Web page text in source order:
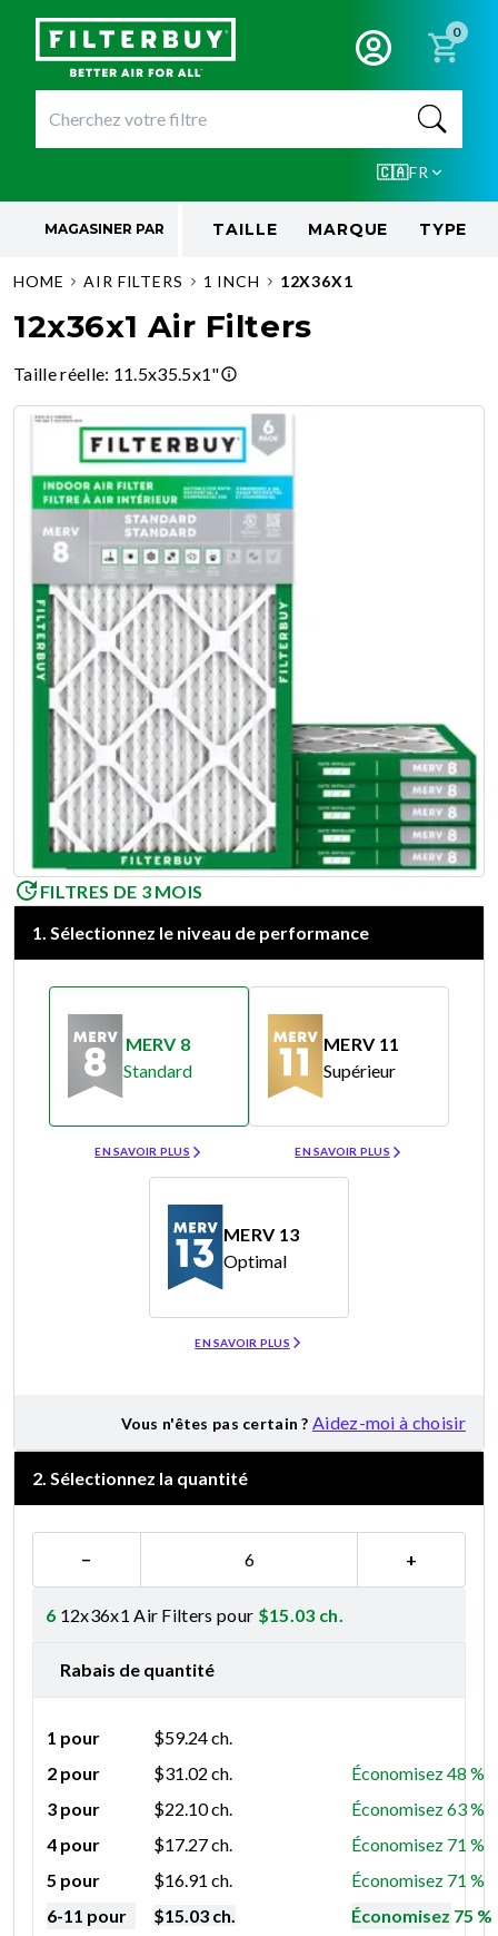
0
🇨🇦FR
MAGASINER PAR TAILLE MARQUE TYPE
HOME AIR FILTERS 1 INCH 12X36X1
12x36x1 Air Filters
Taille réelle: 11.5x35.5x1"
FILTRES DE 3 MOIS
1. Sélectionnez le niveau de performance
MERV 8
Standard
EN SAVOIR PLUS
MERV 11
Supérieur
EN SAVOIR PLUS
MERV 13
Optimal
EN SAVOIR PLUS
Vous n'êtes pas certain ? Aidez-moi à choisir
2. Sélectionnez la quantité
− +
6 12x36x1 Air Filters pour $15.03 ch.
Rabais de quantité
1 pour $59.24ch.
2 pour
$31.02 ch.
Économisez 48 %
3 pour
$22.10ch.
Économisez 63 %
4 pour
$17.27ch.
Économisez 71 %
5 pour
$16.91 ch.
Économisez 71 %
6-11 pour
$15.03 ch.
Économisez 75 %